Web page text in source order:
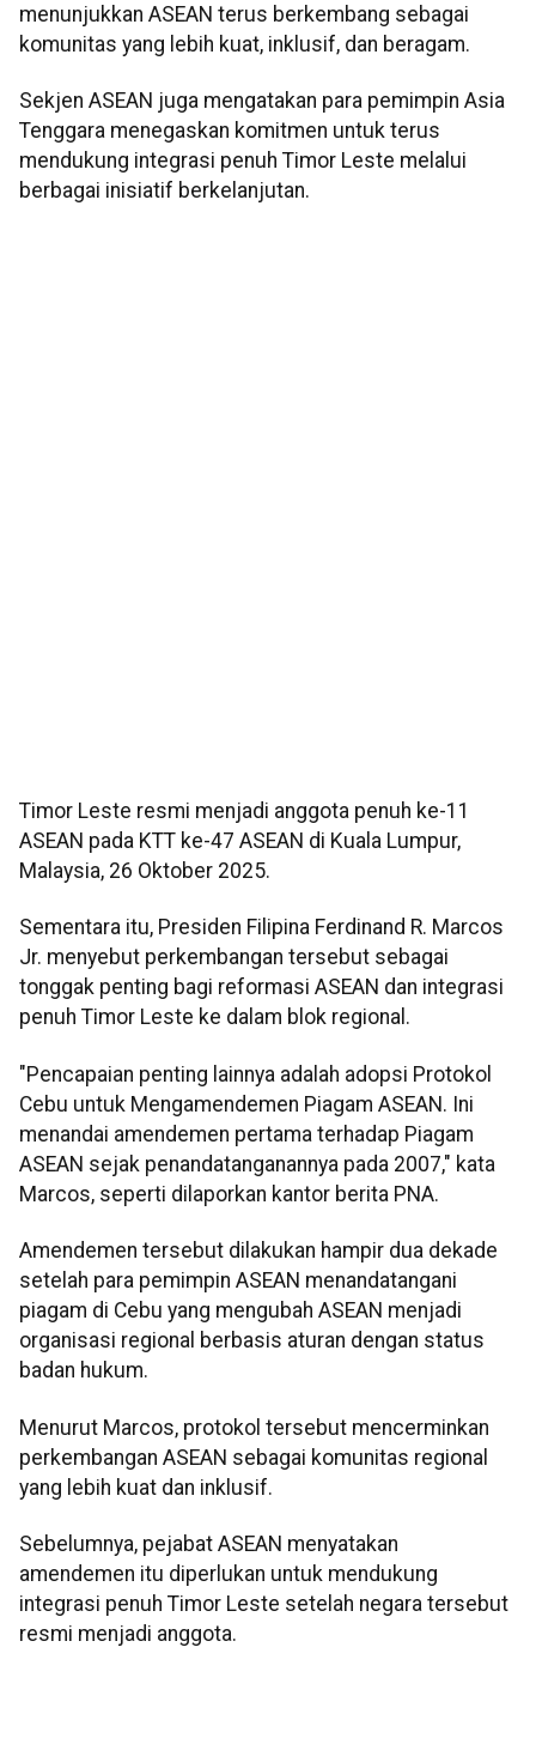
menunjukkan ASEAN terus berkembang sebagai
komunitas yang lebih kuat, inklusif, dan beragam.
Sekjen ASEAN juga mengatakan para pemimpin Asia
Tenggara menegaskan komitmen untuk terus
mendukung integrasi penuh Timor Leste melalui
berbagai inisiatif berkelanjutan.
Timor Leste resmi menjadi anggota penuh ke-11
ASEAN pada KTT ke-47 ASEAN di Kuala Lumpur,
Malaysia, 26 Oktober 2025.
Sementara itu, Presiden Filipina Ferdinand R. Marcos
Jr. menyebut perkembangan tersebut sebagai
tonggak penting bagi reformasi ASEAN dan integrasi
penuh Timor Leste ke dalam blok regional.
"Pencapaian penting lainnya adalah adopsi Protokol
Cebu untuk Mengamendemen Piagam ASEAN. Ini
menandai amendemen pertama terhadap Piagam
ASEAN sejak penandatanganannya pada 2007," kata
Marcos, seperti dilaporkan kantor berita PNA.
Amendemen tersebut dilakukan hampir dua dekade
setelah para pemimpin ASEAN menandatangani
piagam di Cebu yang mengubah ASEAN menjadi
organisasi regional berbasis aturan dengan status
badan hukum.
Menurut Marcos, protokol tersebut mencerminkan
perkembangan ASEAN sebagai komunitas regional
yang lebih kuat dan inklusif.
Sebelumnya, pejabat ASEAN menyatakan
amendemen itu diperlukan untuk mendukung
integrasi penuh Timor Leste setelah negara tersebut
resmi menjadi anggota.